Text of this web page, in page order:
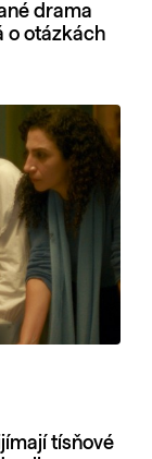
drama
o otázkách
tísňové